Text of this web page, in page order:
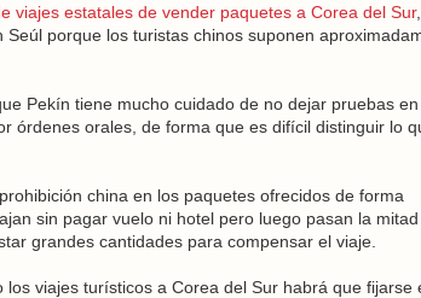
viajes estatales de vender paquetes a Corea del Sur
porque los turistas chinos suponen
Pekín tiene mucho cuidado de no dejar pruebas
órdenes orales, de forma que es difícil distinguir lo
china en los paquetes ofrecidos de forma
sin pagar vuelo ni hotel pero luego pasan la
grandes cantidades para compensar el viaje.
viajes turísticos a Corea del Sur habrá que fijarse